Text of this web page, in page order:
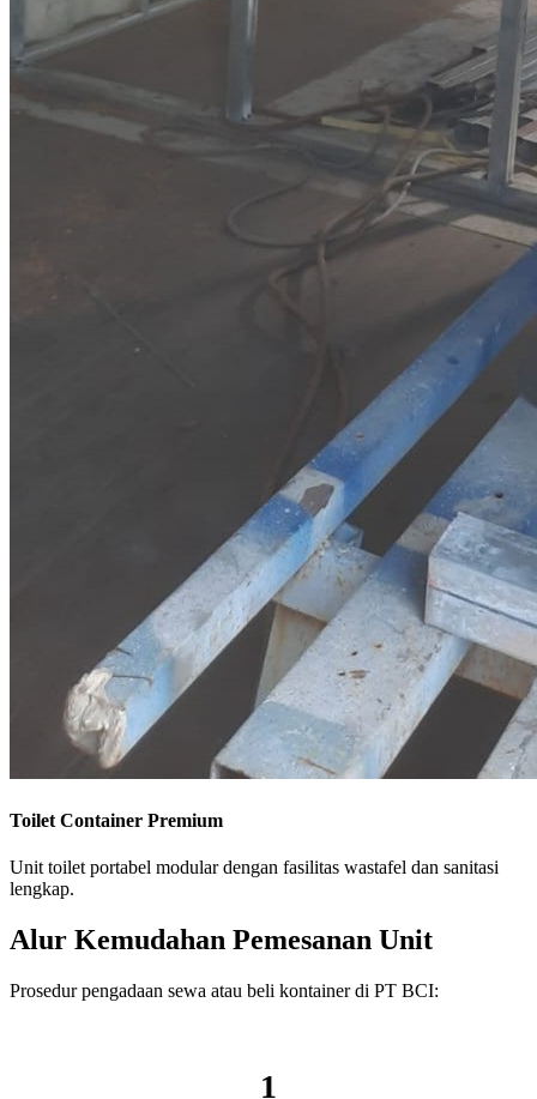
Toilet Container Premium
Unit toilet portabel modular dengan fasilitas wastafel dan sanitasi
lengkap.
Alur Kemudahan Pemesanan Unit
Prosedur pengadaan sewa atau beli kontainer di PT BCI:
1